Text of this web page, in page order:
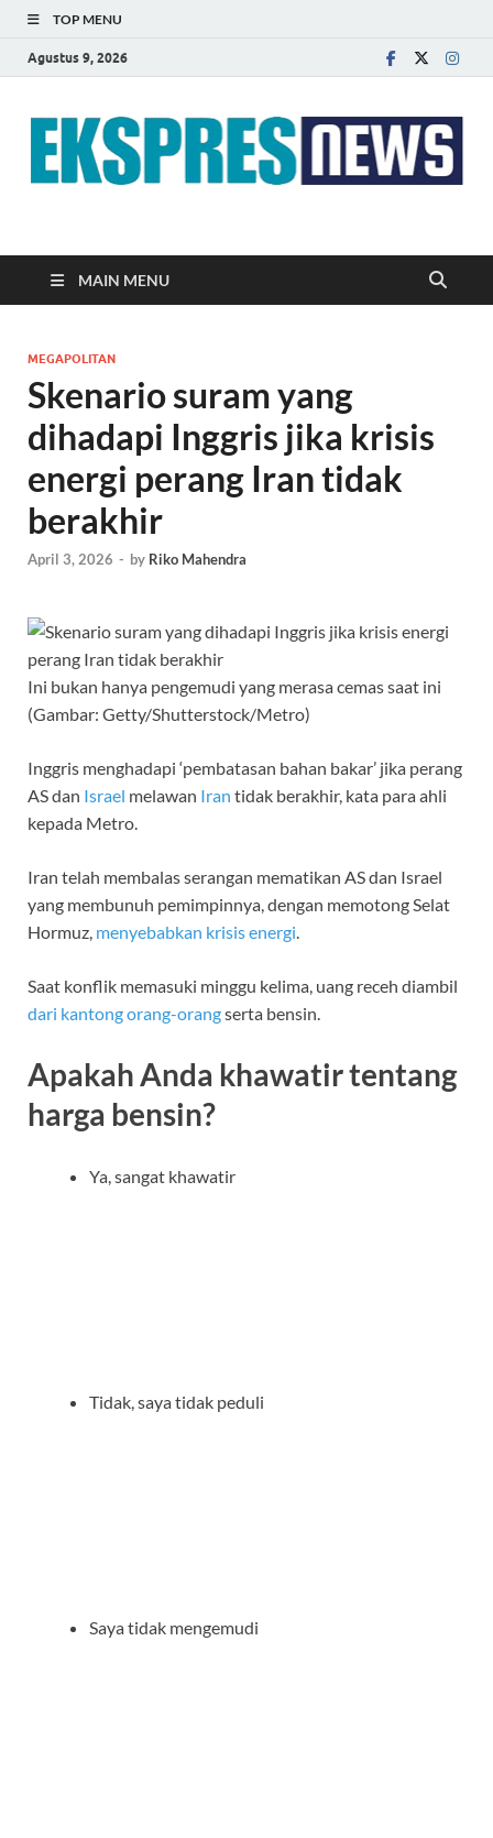
TOP MENU
Agustus 9, 2026
EKSPRES NEWS
MAIN MENU
MEGAPOLITAN
Skenario suram yang
dihadapi Inggris jika krisis
energi perang Iran tidak
berakhir
April 3, 2026 - by Riko Mahendra
Ini bukan hanya pengemudi yang merasa cemas saat ini
(Gambar: Getty/Shutterstock/Metro)
Inggris menghadapi ‘pembatasan bahan bakar’ jika perang
AS dan Israel melawan Iran tidak berakhir, kata para ahli
kepada Metro.
Iran telah membalas serangan mematikan AS dan Israel
yang membunuh pemimpinnya, dengan memotong Selat
Hormuz, menyebabkan krisis energi.
Saat konflik memasuki minggu kelima, uang receh diambil
dari kantong orang-orangserta bensin.
Apakah Anda khawatir tentang
harga bensin?
Ya, sangat khawatir
Tidak, saya tidak peduli
Saya tidak mengemudi